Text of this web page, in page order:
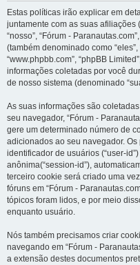
Estas políticas irão explicar em
juntamente com as suas afiliações
“nosso”, “Fórum -
(também denominado como “eles”,
“www.phpbb.com”, “phpBB
informações coletadas por você
de nosso sistema (denominado
As suas informações são
seu navegador, “Fórum -
gere um determinado número de
adicionados ao seu navegador.
identificador de usuários (“user-
anônima(“session-id”),
terceiro cookie será criado uma
fóruns em “Fórum -
tópicos foram lidos, e por meio
enquanto usuário.
Nós também precisamos criar
navegando em “Fórum -
a extensão destes documentos